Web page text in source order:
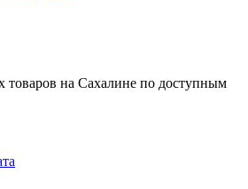
товаров на Сахалине по доступным